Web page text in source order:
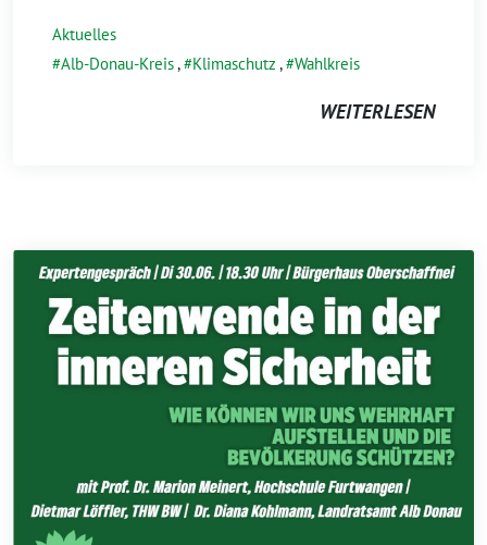
Aktuelles
Alb-Donau-Kreis, Klimaschutz , Wahlkreis
WEITERLESEN